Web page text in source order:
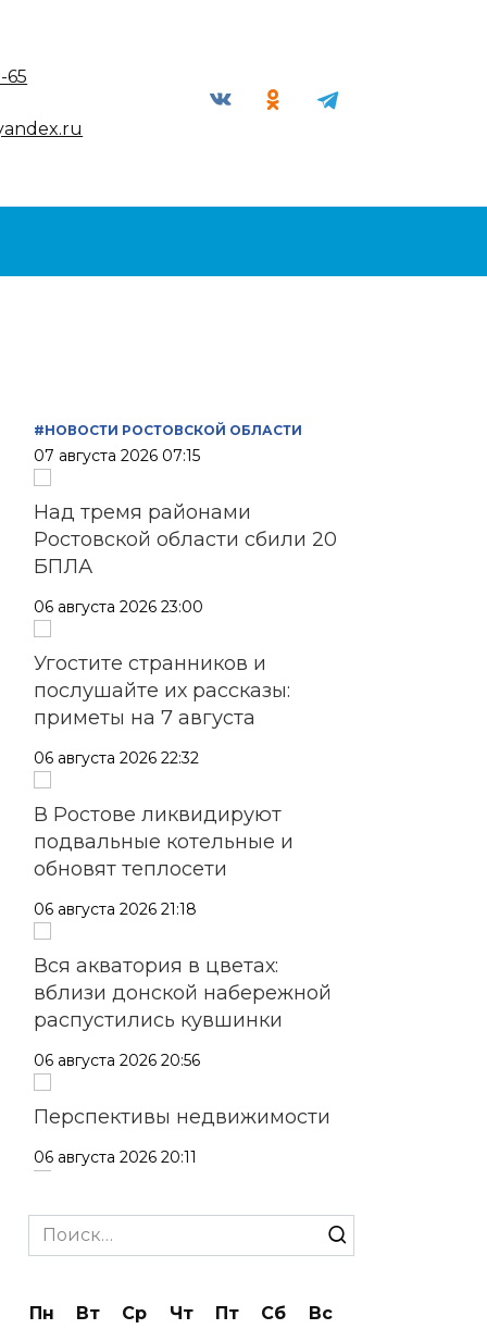
65
#НОВОСТИ РОСТОВСКОЙ ОБЛАСТИ
07 августа 2026 07:15
Над тремя районами
Ростовской области сбили 20
БПЛА
06 августа 2026 23:00
Угостите странников и
послушайте их рассказы:
приметы на 7 августа
06 августа 2026 22:32
В Ростове ликвидируют
подвальные котельные и
обновят теплосети
06 августа 2026 21:18
Вся акватория в цветах:
вблизи донской набережной
распустились кувшинки
06 августа 2026 20:56
Перспективы недвижимости
06 августа 2026 20:11
В Ворошиловском районе
Ростова произошло
06 августа 2026 19:33
Search
for:
Пн Вт Ср Чт Пт Сб
Вс